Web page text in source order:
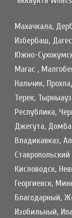
Махачкала,
Избербаш,
Южно-
Магас ,
Нальчик,
Терек,
Республика,
Джегута,
Владикавказ,
Кисловодск,
Георгиевск,
Благодарный,
Изобильный,